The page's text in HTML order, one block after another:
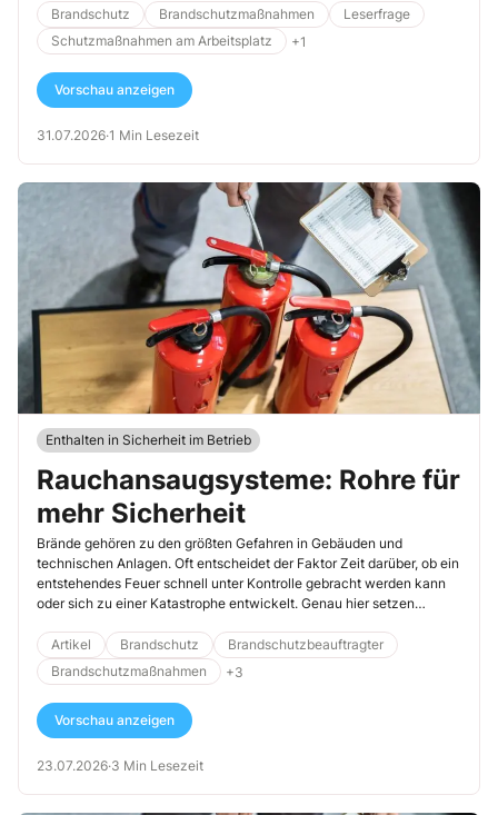
Brandschutz Brandschutzmaßnahmen
Leserfrage
Schutzmaßnahmen am Arbeitsplatz
+1
Vorschau anzeigen
31.07.2026·1 Min Lesezeit
Enthalten in Sicherheit im Betrieb
Rauchansaugsysteme: Rohre für
mehr Sicherheit
Brände gehören zu den größten Gefahren in Gebäuden und
technischen Anlagen. Oft entscheidet der Faktor Zeit darüber, ob ein
entstehendes Feuer schnell unter Kontrolle gebracht werden kann
oder sich zu einer Katastrophe entwickelt. Genau hier setzen
Brandschutz gelten. Sie detektieren selbst kleinste Rauchpartikel in
einer sehr frühen Phase und ermöglichen damit ein schnelles
Eingreifen. Durch ihre besondere Funktionsweise unterscheiden sie
sich grundlegend von klassischen Rauchmeldern und finden
zunehmend Anwendung in anspruchsvollen Einsatzbereichen.
Artikel Brandschutz
Brandschutzbeauftragter
Brandschutzmaßnahmen
+3
Vorschau anzeigen
23.07.2026·3 Min Lesezeit